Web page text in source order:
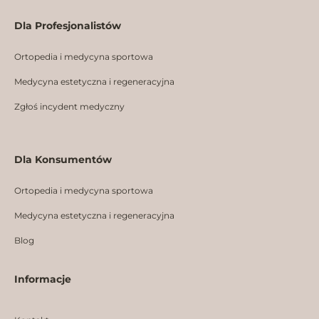
Dla Profesjonalistów
Ortopedia i medycyna sportowa
Medycyna estetyczna i regeneracyjna
Zgłoś incydent medyczny
Dla Konsumentów
Ortopedia i medycyna sportowa
Medycyna estetyczna i regeneracyjna
Blog
Informacje